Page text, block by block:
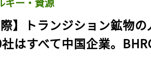
ギー・資源
際】トランジション鉱物
社はすべて中国企業。